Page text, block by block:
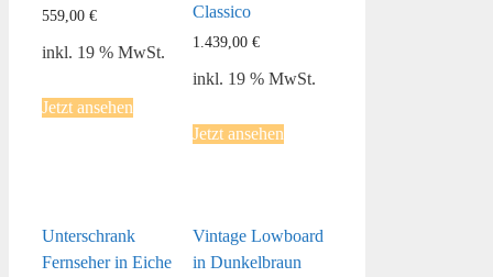
559,00 €
inkl. 19 % MwSt.
Jetzt ansehen
Classico
1.439,00€
inkl. 19 % MwSt.
Jetzt ansehen
Unterschrank
Fernseher in Eiche
Vintage Lowboard
in Dunkelbraun